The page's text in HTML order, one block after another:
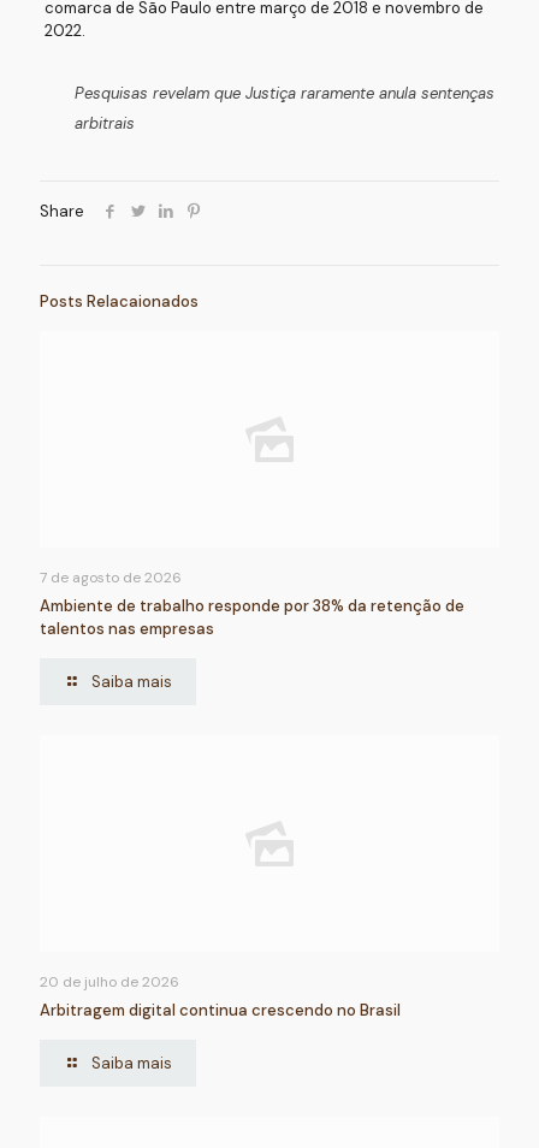
comarca de São Paulo entre março de 2018 e novembro de
2022.
Pesquisas revelam que Justiça raramente anula sentenças
arbitrais
Share
Posts Relacaionados
7 de agosto de 2026
Ambiente de trabalho responde por 38% da retenção de
talentos nas empresas
Saiba mais
20 de julho de 2026
Arbitragem digital continua crescendo no Brasil
Saiba mais